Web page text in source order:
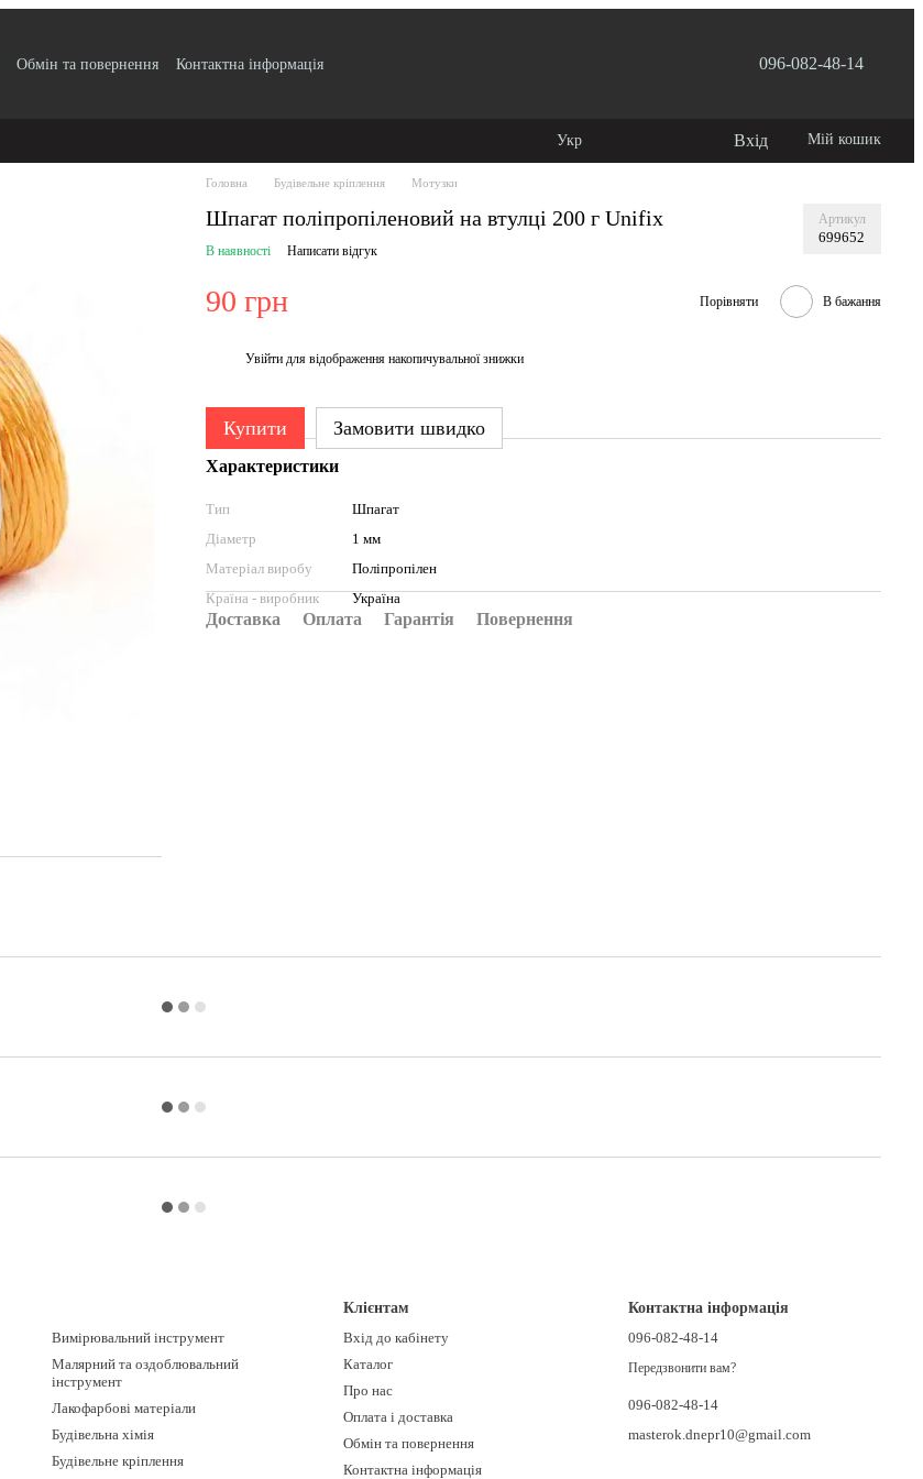
Обмін та повернення
Контактна інформація
096-082-48-14
Укр Вхід Мій кошик
Головна Будівельне кріплення Мотузки
Шпагат поліпропіленовий на втулці 200 г Unifix Артикул
699652
В наявності Написати відгук
90 грн Порівняти В бажання
Увійти для відображення накопичувальної знижки
Купити Замовити швидко
Характеристики
Тип
Шпагат
Діаметр
1 мм
Матеріал виробу
Поліпропілен
Країна - виробник
Україна
Доставка Оплата Гарантія Повернення
Вимірювальний інструмент
Малярний та оздоблювальний
інструмент
Лакофарбові матеріали
Будівельна хімія
Будівельне кріплення
Клієнтам
Вхід до кабінету
Каталог
Про нас
Оплата і доставка
Обмін та повернення
Контактна інформація
Контактна інформація
096-082-48-14
Передзвонити вам?
096-082-48-14
masterok.dnepr10@gmail.com